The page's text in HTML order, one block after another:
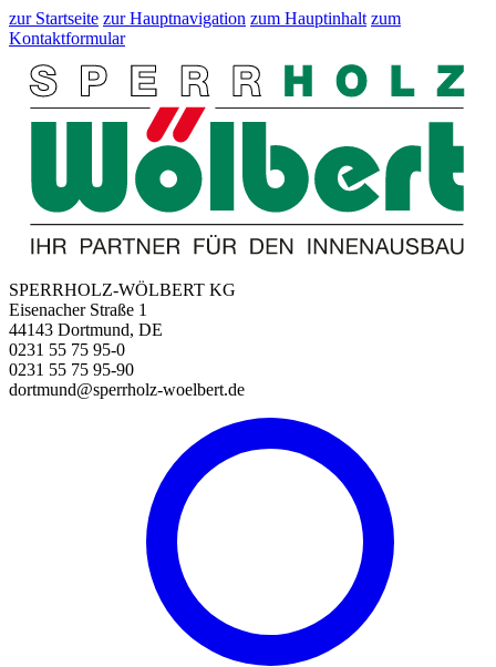
zur Startseite zur Hauptnavigation zum Hauptinhalt zum
Kontaktformular
SPERRHOLZ-WÖLBERT KG
Eisenacher Straße 1
44143 Dortmund, DE
0231 55 75 95-0
0231 55 75 95-90
dortmund@sperrholz-woelbert.de